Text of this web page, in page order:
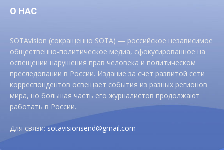
О НАС
SOTAvision (сокращенно SOTA) — российское независимое
общественно-политическое медиа, сфокусированное на
освещении нарушения прав человека и политическом
преследовании в России. Издание за счет развитой сети
корреспондентов освещает события из разных регионов
мира, но большая часть его журналистов продолжают
работать в России.
Для связи:sotavisionsend@gmail.com